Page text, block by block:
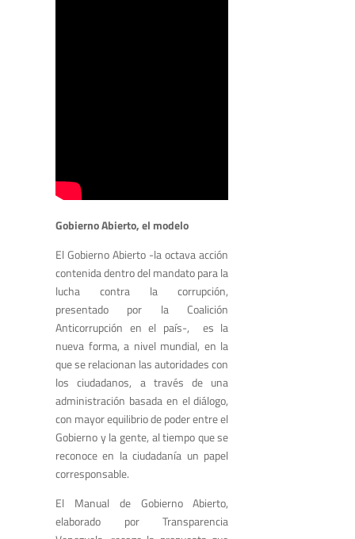
Gobierno Abierto, el modelo
El Gobierno Abierto -la octava acción
contenida dentro del mandato para la
lucha contra la corrupción,
presentado por la Coalición
Anticorrupción en el país-, es la
nueva forma, a nivel mundial, en la
que se relacionan las autoridades con
los ciudadanos, a través de una
administración basada en el diálogo,
con mayor equilibrio de poder entre el
Gobierno y la gente, al tiempo que se
reconoce en la ciudadanía un papel
corresponsable.
El Manual de Gobierno Abierto,
elaborado por Transparencia